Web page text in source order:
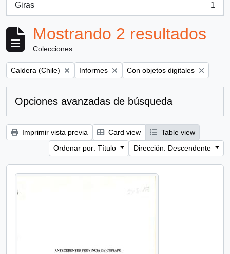
Giras
, 1 resultados
1
Mostrando 2 resultados
Colecciones
Remove filter:
Caldera (Chile) Remove filter:
Informes Remove filter:
Con objetos digitales
Opciones avanzadas de búsqueda
Imprimir vista previa Card view
Table view
Ordenar por: Título
Dirección: Descendente